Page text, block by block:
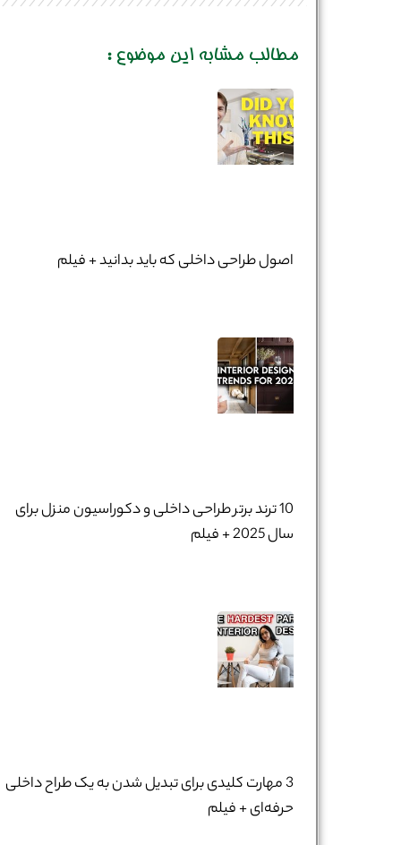
مطالب مشابه این موضوع :
اصول طراحی داخلی که باید بدانید + فیلم
10 ترند برتر طراحی داخلی و دکوراسیون منزل برای
سال 2025 + فیلم
3 مهارت کلیدی برای تبدیل شدن به یک طراح داخلی
حرفه‌ای + فیلم